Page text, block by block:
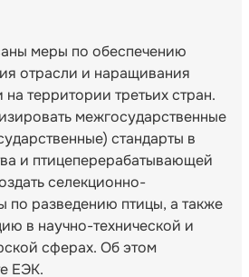
меры по обеспечению
отрасли и наращивания
территории третьих стран.
межгосударственные
стандарты в
и птицеперерабатывающей
селекционно-
по разведению птицы, а также
в научно-технической и
сферах. Об этом
ЕЭК.